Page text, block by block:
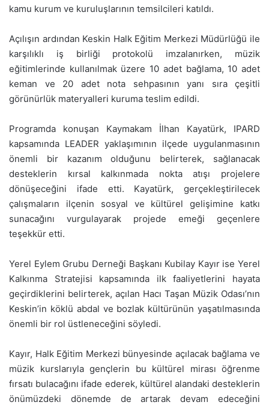
kamu kurum ve kuruluşlarının temsilcileri katıldı.
Açılışın ardından Keskin Halk Eğitim Merkezi Müdürlüğü ile
karşılıklı iş birliği protokolü imzalanırken, müzik
eğitimlerinde kullanılmak üzere 10 adet bağlama, 10 adet
keman ve 20 adet nota sehpasının yanı sıra çeşitli
görünürlük materyalleri kuruma teslim edildi.
Programda konuşan Kaymakam İlhan Kayatürk, IPARD
kapsamında LEADER yaklaşımının ilçede uygulanmasının
önemli bir kazanım olduğunu belirterek, sağlanacak
desteklerin kırsal kalkınmada nokta atışı projelere
dönüşeceğini ifade etti. Kayatürk, gerçekleştirilecek
çalışmaların ilçenin sosyal ve kültürel gelişimine katkı
sunacağını vurgulayarak projede emeği geçenlere
teşekkür etti.
Yerel Eylem Grubu Derneği Başkanı Kubilay Kayır ise Yerel
Kalkınma Stratejisi kapsamında ilk faaliyetlerini hayata
geçirdiklerini belirterek, açılan Hacı Taşan Müzik Odası’nın
Keskin’in köklü abdal ve bozlak kültürünün yaşatılmasında
önemli bir rol üstleneceğini söyledi.
Kayır, Halk Eğitim Merkezi bünyesinde açılacak bağlama ve
müzik kurslarıyla gençlerin bu kültürel mirası öğrenme
fırsatı bulacağını ifade ederek, kültürel alandaki desteklerin
önümüzdeki dönemde de artarak devam edeceğini